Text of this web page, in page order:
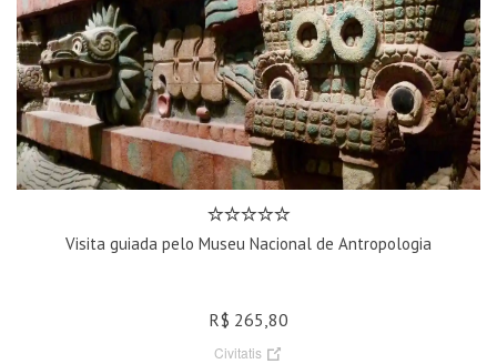
Visita guiada pelo Museu Nacional de Antropologia
R$ 265,80
Civitatis